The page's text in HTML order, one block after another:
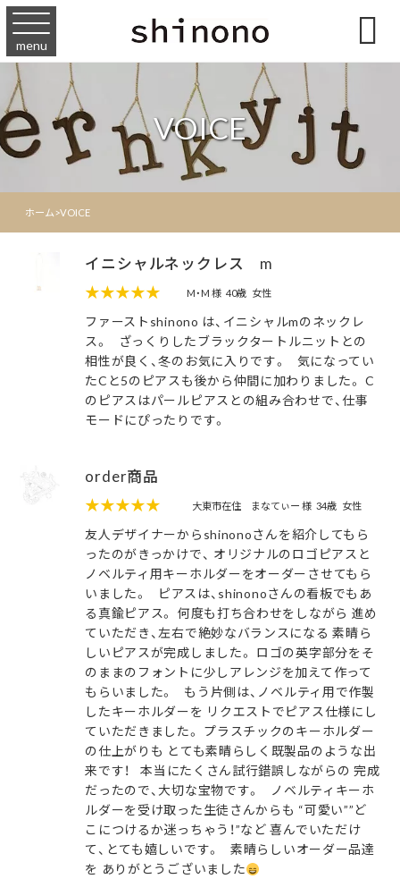
menu 
VOICE
ホーム>VOICE
イニシャルネックレス m
★★★★★
M・M 様 40歳 女性
ファーストshinono は、イニシャルmのネックレ
ス。 ざっくりしたブラックタートルニットとの
相性が良く、冬のお気に入りです。 気になってい
たCと5のピアスも後から仲間に加わりました。 C
のピアスはパールピアスとの組み合わせで、仕事
モードにぴったりです。
order商品
★★★★★
大東市在住 まなてぃー 様 34歳 女性
友人デザイナーからshinonoさんを紹介してもら
ったのがきっかけで、 オリジナルのロゴピアスと
ノベルティ用キーホルダーをオーダーさせてもら
いました。 ピアスは、shinonoさんの看板でもあ
る真鍮ピアス。 何度も打ち合わせをしながら 進め
ていただき、左右で絶妙なバランスになる 素晴ら
しいピアスが完成しました。 ロゴの英字部分をそ
のままのフォントに少しアレンジを加えて作って
もらいました。 もう片側は、ノベルティ用で作製
したキーホルダーを リクエストでピアス仕様にし
ていただきました。 プラスチックのキーホルダー
の仕上がりも とても素晴らしく既製品のような出
来です！ 本当にたくさん試行錯誤しながらの 完成
だったので、大切な宝物です。 ノベルティキーホ
ルダーを受け取った生徒さんからも “可愛い””ど
こにつけるか迷っちゃう！”など 喜んでいただけ
て、とても嬉しいです。 素晴らしいオーダー品達
を ありがとうございました